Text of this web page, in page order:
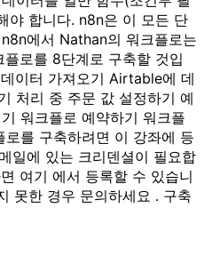
야 합니다. n8n은 이 모든 단
에서 Nathan의 워크플로는
로를 8단계로 구축할 것입
이터 가져오기 Airtable에 데
처리 중 주문 값 설정하기 예
워크플로 예약하기 워크플
를 구축하려면 이 강좌에 등
일에 있는 크리덴셜이 필요합
여기 에서 등록할 수 있습니
못한 경우 문의하세요 . 구축